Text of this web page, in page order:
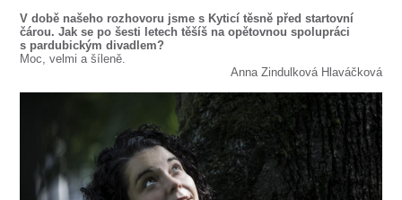
V době našeho rozhovoru jsme s Kyticí těsně před startovní
čárou. Jak se po šesti letech těšíš na opětovnou spolupráci
s pardubickým divadlem?
Moc, velmi a šíleně.
Anna Zindulková Hlaváčková